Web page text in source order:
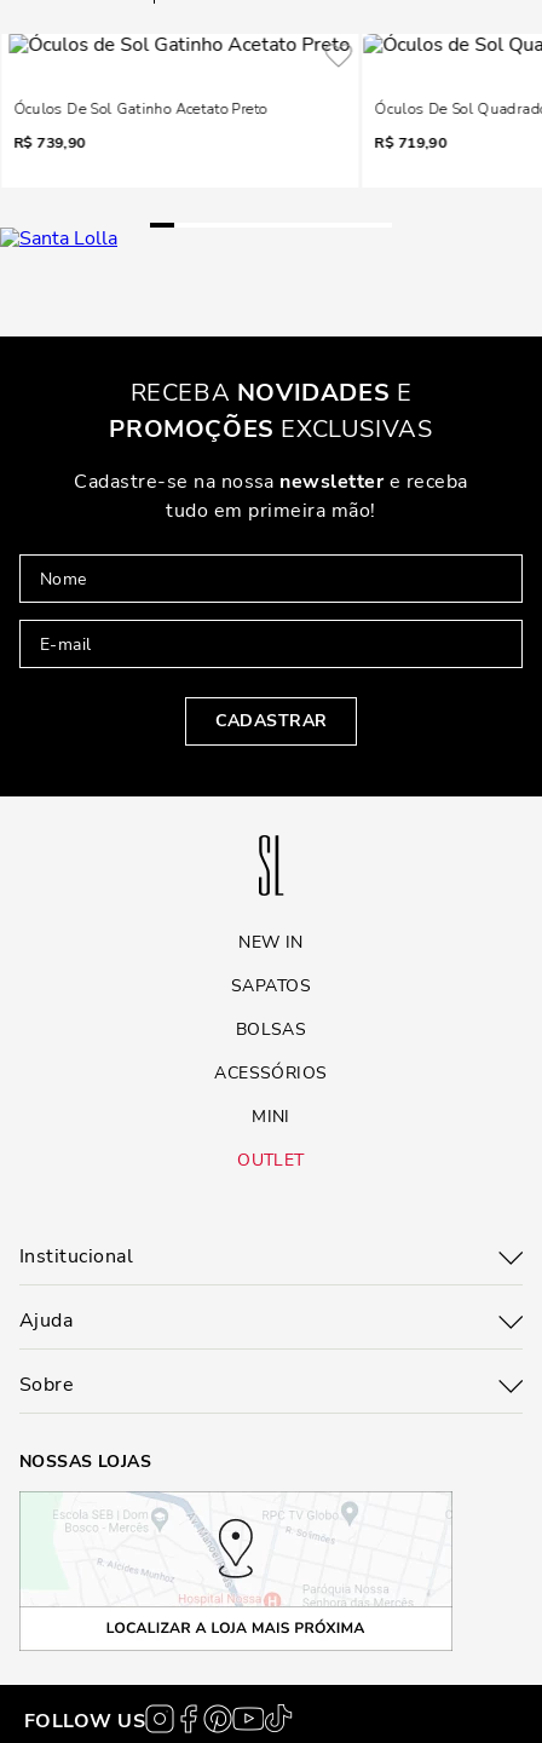
Óculos De Sol Gatinho Acetato Preto
R$ 739,90
Óculos De Sol
R$ 719,90
RECEBA NOVIDADES E
PROMOÇÕES EXCLUSIVAS
Cadastre-se na nossa newslettere receba
tudo em primeira mão!
CADASTRAR
NEW IN
SAPATOS
BOLSAS
ACESSÓRIOS
MINI
OUTLET
Institucional
Ajuda
Sobre
NOSSAS LOJAS
FOLLOW US